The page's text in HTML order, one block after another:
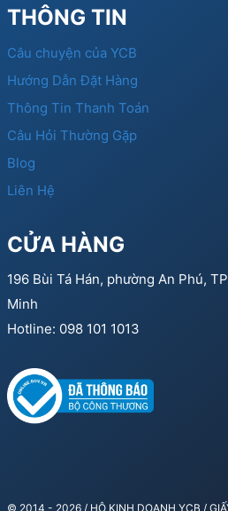
THÔNG TIN
Câu chuyện của YCB
Hướng Dẫn Đặt Hàng
Thông Tin Thanh Toán
Câu Hỏi Thường Gặp
Blog
Liên Hệ
CỬA HÀNG
196 Bùi Tá Hán, phường An Phú,
Minh
Hotline: 098 101 1013
© 2014 - 2026 / HỘ KINH DOANH YCB /